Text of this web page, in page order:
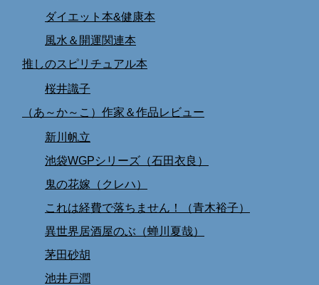
ダイエット本&健康本
風水＆開運関連本
推しのスピリチュアル本
桜井識子
（あ～か～こ）作家＆作品レビュー
新川帆立
池袋WGPシリーズ（石田衣良）
鬼の花嫁（クレハ）
これは経費で落ちません！（青木裕子）
異世界居酒屋のぶ（蝉川夏哉）
茅田砂胡
池井戸潤